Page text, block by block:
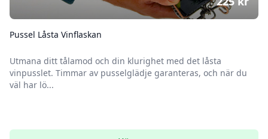
Pussel Låsta Vinflaskan
Utmana ditt tålamod och din klurighet med det låsta
vinpusslet. Timmar av pusselglädje garanteras, och när du
väl har lö...